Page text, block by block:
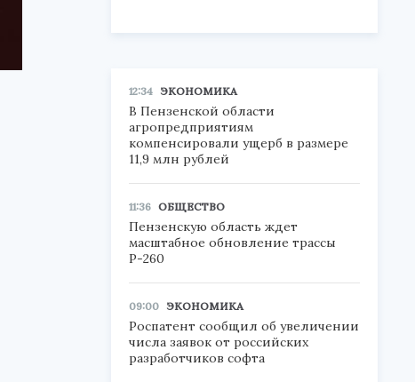
12:34 ЭКОНОМИКА
В Пензенской области
агропредприятиям
компенсировали ущерб в размере
11,9 млн рублей
11:36 ОБЩЕСТВО
Пензенскую область ждет
масштабное обновление трассы
Р-260
09:00 ЭКОНОМИКА
Роспатент сообщил об увеличении
числа заявок от российских
разработчиков софта